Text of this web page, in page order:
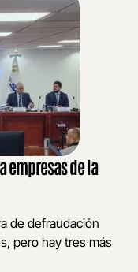
empresas de la
de defraudación
pero hay tres más